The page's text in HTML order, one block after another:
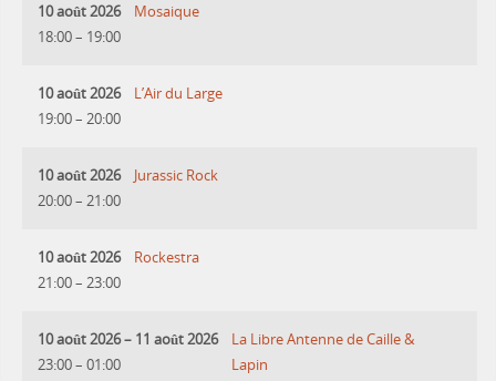
10 août 2026
18:00– 19:00
Mosaique
10 août 2026
19:00– 20:00
L’Air du Large
10 août 2026
20:00– 21:00
Jurassic Rock
10 août 2026
21:00– 23:00
Rockestra
10 août 2026– 11 août 2026
23:00– 01:00
La Libre Antenne de Caille &
Lapin